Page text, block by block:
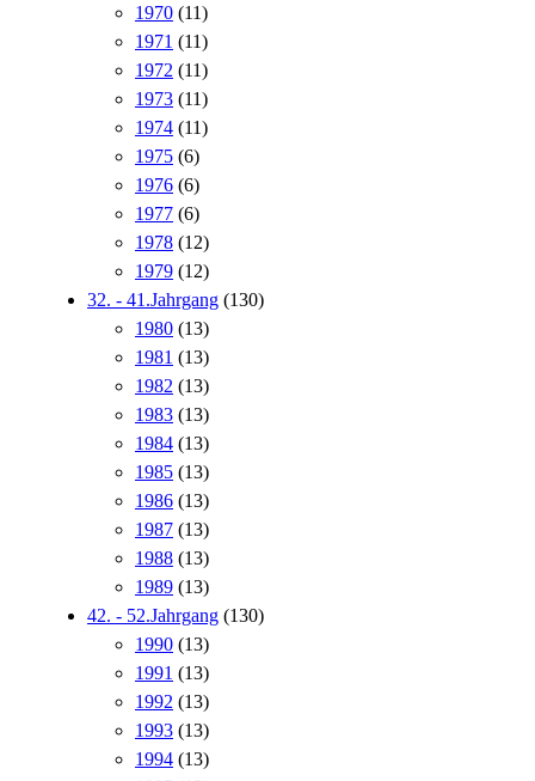
1970 (11)
1971 (11)
1972 (11)
1973 (11)
1974 (11)
1975 (6)
1976 (6)
1977 (6)
1978 (12)
1979 (12)
32. - 41.Jahrgang (130)
1980 (13)
1981 (13)
1982 (13)
1983 (13)
1984 (13)
1985 (13)
1986 (13)
1987 (13)
1988 (13)
1989 (13)
42. - 52.Jahrgang (130)
1990 (13)
1991 (13)
1992 (13)
1993 (13)
1994 (13)